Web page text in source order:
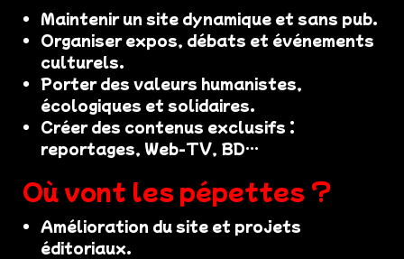
Maintenir un site dynamique et sans pub.
Organiser expos, débats et événements
culturels.
Porter des valeurs humanistes,
écologiques et solidaires.
Créer des contenus exclusifs :
reportages, Web-TV, BD…
Où vont les pépettes ?
Amélioration du site et projets
éditoriaux.